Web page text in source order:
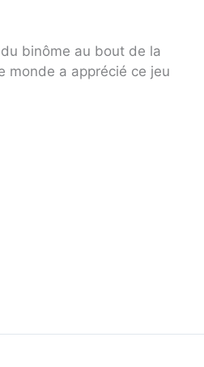
binôme au bout de la
monde a apprécié ce jeu